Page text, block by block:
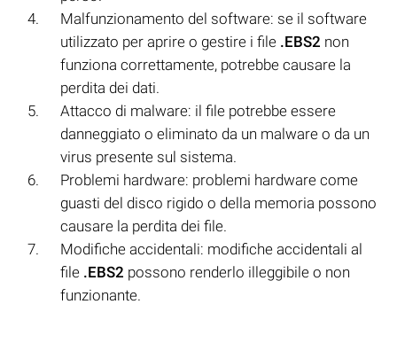
Malfunzionamento del software: se il software
utilizzato per aprire o gestire i file .EBS2 non
funziona correttamente, potrebbe causare la
perdita dei dati.
Attacco di malware: il file potrebbe essere
danneggiato o eliminato da un malware o da un
virus presente sul sistema.
Problemi hardware: problemi hardware come
guasti del disco rigido o della memoria possono
causare la perdita dei file.
Modifiche accidentali: modifiche accidentali al
file .EBS2 possono renderlo illeggibile o non
funzionante.